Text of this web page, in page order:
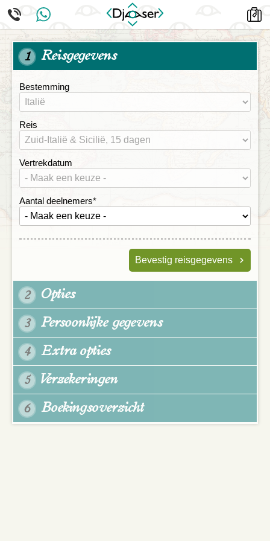
1 Reisgegevens
Bestemming
Reis
Vertrekdatum
Aantal deelnemers*
Bevestig reisgegevens
2 Opties
3 Persoonlijke gegevens
4 Extra opties
5 Verzekeringen
6 Boekingsoverzicht